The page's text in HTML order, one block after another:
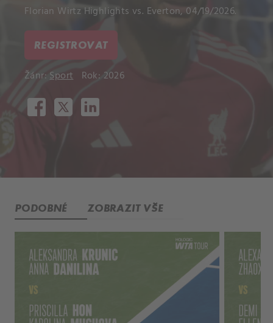
Florian Wirtz Highlights vs. Everton, 04/19/2026.
REGISTROVAT
Žánr:Sport Rok: 2026
PODOBNÉ ZOBRAZIT VŠE